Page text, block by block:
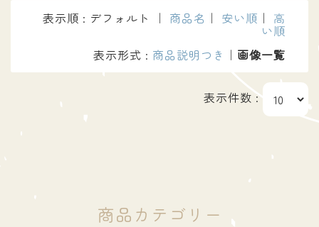
表示順 : デフォルト ｜ 商品名 ｜ 安い順 ｜ 高
い順
表示形式 : 商品説明つき ｜ 画像一覧
表示件数 :
商品カテゴリー